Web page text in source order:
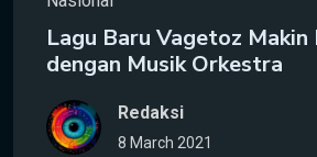
Lagu Baru Vagetoz Makin
dengan Musik Orkestra
Redaksi
8 March 2021